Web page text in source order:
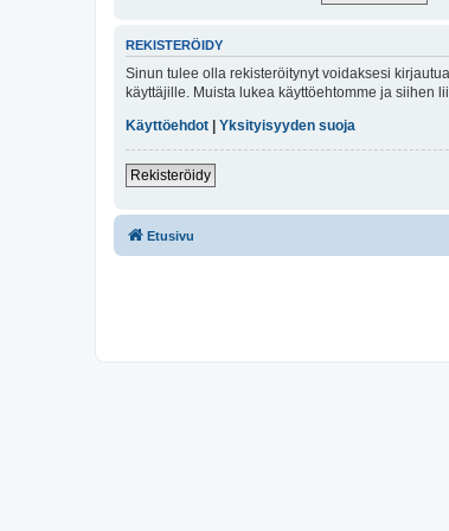
REKISTERÖIDY
Sinun tulee olla rekisteröitynyt voidaksesi
käyttäjille. Muista lukea käyttöehtomme ja siihen
Käyttöehdot | Yksityisyyden suoja
Rekisteröidy
Etusivu